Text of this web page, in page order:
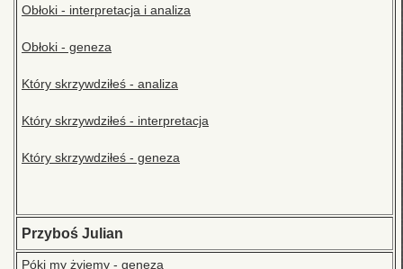
Obłoki - interpretacja i analiza
Obłoki - geneza
Który skrzywdziłeś - analiza
Który skrzywdziłeś - interpretacja
Który skrzywdziłeś - geneza
Przyboś Julian
Póki my żyjemy - geneza